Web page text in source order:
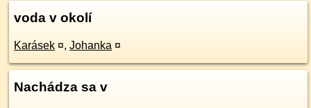
voda v okolí
Karásek ¤, Johanka ¤
Nachádza sa v